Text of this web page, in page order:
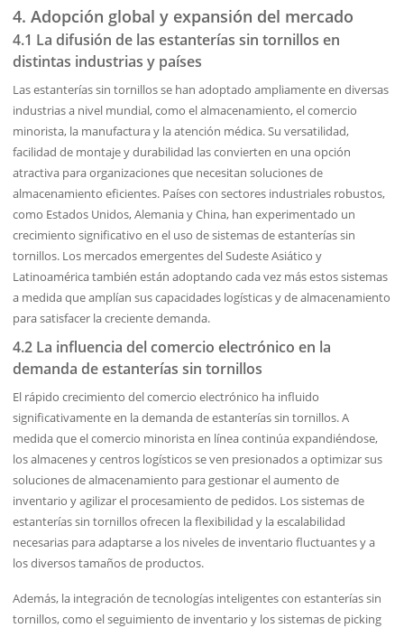
4. Adopción global y expansión del mercado
4.1 La difusión de las estanterías sin tornillos en
distintas industrias y países
Las estanterías sin tornillos se han adoptado ampliamente en diversas
industrias a nivel mundial, como el almacenamiento, el comercio
minorista, la manufactura y la atención médica. Su versatilidad,
facilidad de montaje y durabilidad las convierten en una opción
atractiva para organizaciones que necesitan soluciones de
almacenamiento eficientes. Países con sectores industriales robustos,
como Estados Unidos, Alemania y China, han experimentado un
crecimiento significativo en el uso de sistemas de estanterías sin
tornillos. Los mercados emergentes del Sudeste Asiático y
Latinoamérica también están adoptando cada vez más estos sistemas
a medida que amplían sus capacidades logísticas y de almacenamiento
para satisfacer la creciente demanda.
4.2 La influencia del comercio electrónico en la
demanda de estanterías sin tornillos
El rápido crecimiento del comercio electrónico ha influido
significativamente en la demanda de estanterías sin tornillos. A
medida que el comercio minorista en línea continúa expandiéndose,
los almacenes y centros logísticos se ven presionados a optimizar sus
soluciones de almacenamiento para gestionar el aumento de
inventario y agilizar el procesamiento de pedidos. Los sistemas de
estanterías sin tornillos ofrecen la flexibilidad y la escalabilidad
necesarias para adaptarse a los niveles de inventario fluctuantes y a
los diversos tamaños de productos.
Además, la integración de tecnologías inteligentes con estanterías sin
tornillos, como el seguimiento de inventario y los sistemas de picking